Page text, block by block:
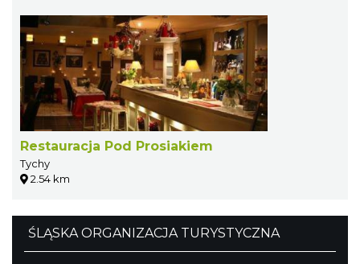
Restauracja Pod Prosiakiem
Tychy
2.54 km
ŚLĄSKA ORGANIZACJA TURYSTYCZNA